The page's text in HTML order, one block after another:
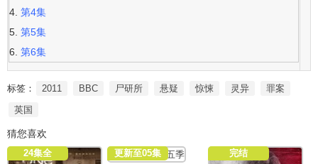
第4集
第5集
第6集
标签： 2011 BBC 尸研所 悬疑 惊悚 灵异
罪案
英国
猜您喜欢
24集全
更新至05集
完结